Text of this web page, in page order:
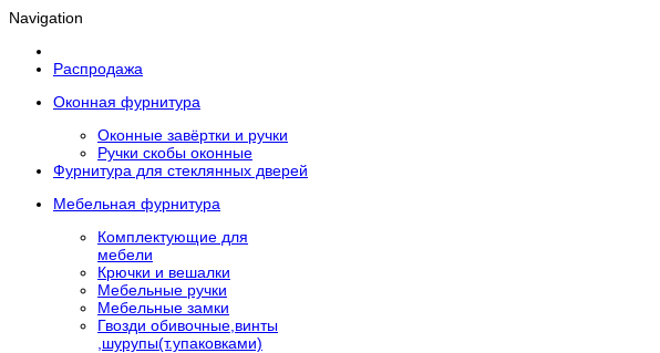
Navigation
Распродажа
Оконная фурнитура
Оконные завёртки и ручки
Ручки скобы оконные
Фурнитура для стеклянных дверей
Мебельная фурнитура
Комплектующие для
мебели
Крючки и вешалки
Мебельные ручки
Мебельные замки
Гвозди обивочные,винты
,шурупы(т.упаковками)